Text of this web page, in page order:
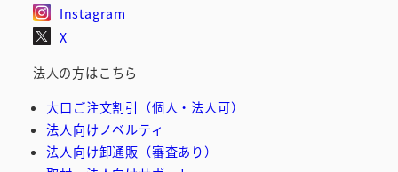
Instagram
X
法人の方はこちら
大口ご注文割引（個人・法人可）
法人向けノベルティ
法人向け卸通販（審査あり）